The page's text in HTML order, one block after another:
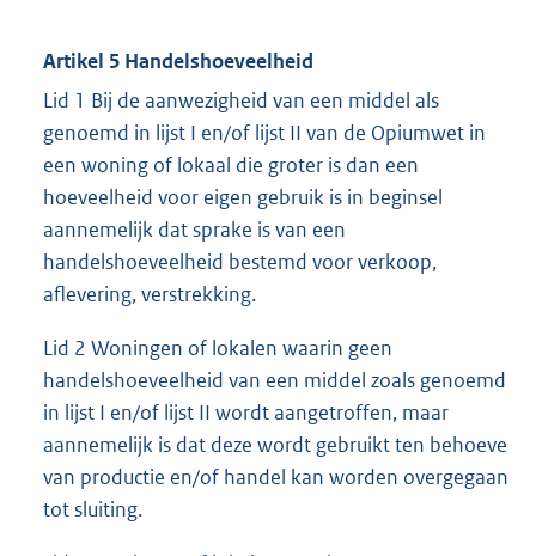
Artikel 5 Handelshoeveelheid
Lid 1 Bij de aanwezigheid van een middel als
genoemd in lijst I en/of lijst II van de Opiumwet in
een woning of lokaal die groter is dan een
hoeveelheid voor eigen gebruik is in beginsel
aannemelijk dat sprake is van een
handelshoeveelheid bestemd voor verkoop,
aflevering, verstrekking.
Lid 2 Woningen of lokalen waarin geen
handelshoeveelheid van een middel zoals genoemd
in lijst I en/of lijst II wordt aangetroffen, maar
aannemelijk is dat deze wordt gebruikt ten behoeve
van productie en/of handel kan worden overgegaan
tot sluiting.